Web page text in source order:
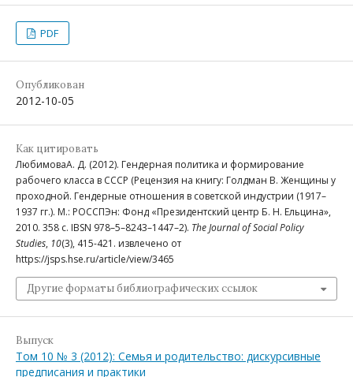
PDF
Опубликован
2012-10-05
Как цитировать
ЛюбимоваА. Д. (2012). Гендерная политика и формирование
рабочего класса в СССР (Рецензия на книгу: Голдман В. Женщины у
проходной. Гендерные отношения в советской индустрии (1917–
1937 гг.). М.: РОССПЭн: Фонд «Президентский центр Б. Н. Ельцина»,
2010. 358 с. IBSN 978–5–8243–1447–2). The Journal of Social Policy
Studies, 10(3), 415-421. извлечено от
https://jsps.hse.ru/article/view/3465
Другие форматы библиографических ссылок
Выпуск
Том 10 № 3 (2012): Семья и родительство: дискурсивные
предписания и практики